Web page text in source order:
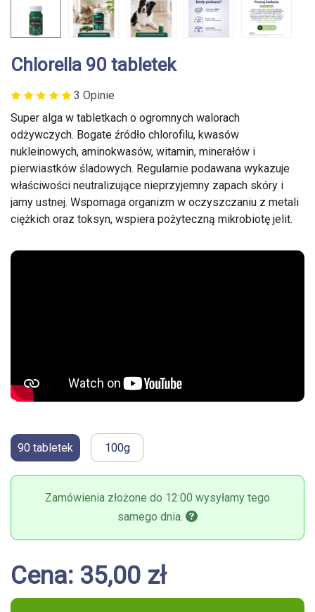
Chlorella 90 tabletek
3 Opinie
Super alga w tabletkach o ogromnych walorach
odżywczych. Bogate źródło chlorofilu, kwasów
nukleinowych, aminokwasów, witamin, minerałów i
pierwiastków śladowych. Regularnie podawana wykazuje
właściwości neutralizujące nieprzyjemny zapach skóry i
jamy ustnej. Wspomaga organizm w oczyszczaniu z metali
ciężkich oraz toksyn, wspiera pożyteczną mikrobiotę jelit.
90 tabletek 100g
Zamówienia złożone do 12:00 wysyłamy tego
samego dnia.
Cena: 35,00 zł